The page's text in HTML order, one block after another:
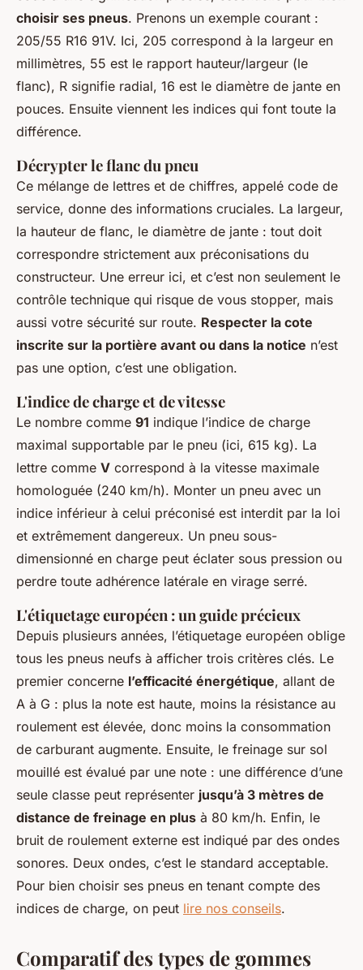
choisir ses pneus. Prenons un exemple courant :
205/55 R16 91V. Ici, 205 correspond à la largeur en
millimètres, 55 est le rapport hauteur/largeur (le
flanc), R signifie radial, 16 est le diamètre de jante en
pouces. Ensuite viennent les indices qui font toute la
différence.
Décrypter le flanc du pneu
Ce mélange de lettres et de chiffres, appelé code de
service, donne des informations cruciales. La largeur,
la hauteur de flanc, le diamètre de jante : tout doit
correspondre strictement aux préconisations du
constructeur. Une erreur ici, et c’est non seulement le
contrôle technique qui risque de vous stopper, mais
aussi votre sécurité sur route. Respecter la cote
inscrite sur la portière avant ou dans la notice n’est
pas une option, c’est une obligation.
L'indice de charge et de vitesse
Le nombre comme 91 indique l’indice de charge
maximal supportable par le pneu (ici, 615 kg). La
lettre comme V correspond à la vitesse maximale
homologuée (240 km/h). Monter un pneu avec un
indice inférieur à celui préconisé est interdit par la loi
et extrêmement dangereux. Un pneu sous-
dimensionné en charge peut éclater sous pression ou
perdre toute adhérence latérale en virage serré.
L'étiquetage européen : un guide précieux
Depuis plusieurs années, l’étiquetage européen oblige
tous les pneus neufs à afficher trois critères clés. Le
premier concerne l’efficacité énergétique, allant de
A à G : plus la note est haute, moins la résistance au
roulement est élevée, donc moins la consommation
de carburant augmente. Ensuite, le freinage sur sol
mouillé est évalué par une note : une différence d’une
seule classe peut représenter jusqu’à 3 mètres de
distance de freinage en plus à 80 km/h. Enfin, le
bruit de roulement externe est indiqué par des ondes
sonores. Deux ondes, c’est le standard acceptable.
Pour bien choisir ses pneus en tenant compte des
indices de charge, on peut lire nos conseils.
Comparatif des types de gommes